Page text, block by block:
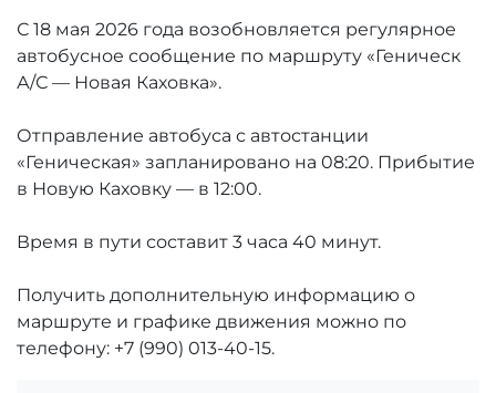
С 18 мая 2026 года возобновляется регулярное
автобусное сообщение по маршруту «Геническ
А/С — Новая Каховка».
Отправление автобуса с автостанции
«Геническая» запланировано на 08:20. Прибытие
в Новую Каховку — в 12:00.
Время в пути составит 3 часа 40 минут.
Получить дополнительную информацию о
маршруте и графике движения можно по
телефону: +7 (990) 013-40-15.